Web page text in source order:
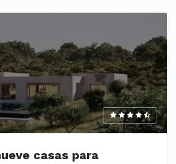
casas para